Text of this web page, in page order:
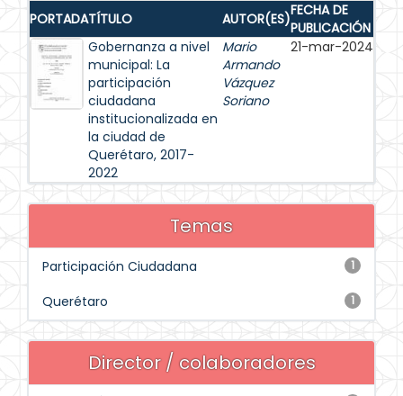
PORTADATÍTULO AUTOR(ES)FECHA DE
PUBLICACIÓN
Gobernanza a nivel
municipal: La
participación
ciudadana
institucionalizada en
la ciudad de
Querétaro, 2017-
2022
Mario
Armando
Vázquez
Soriano
21-mar-2024
Temas
1
Participación Ciudadana
1
Querétaro
Director / colaboradores